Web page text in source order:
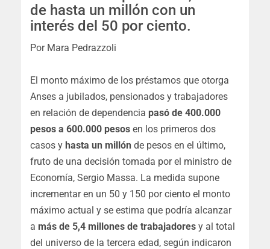
de hasta un millón con un
interés del 50 por ciento.
PorMara Pedrazzoli
El monto máximo de los préstamos que otorga
Anses a jubilados, pensionados y trabajadores
en relación de dependencia pasó de 400.000
pesos a 600.000 pesos en los primeros dos
casos y hasta un millón de pesos en el último,
fruto de una decisión tomada por el ministro de
Economía, Sergio Massa. La medida supone
incrementar en un 50 y 150 por ciento el monto
máximo actual y se estima que podría alcanzar
a más de 5,4 millones de trabajadores y al total
del universo de la tercera edad, según indicaron